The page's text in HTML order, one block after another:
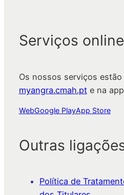
Serviços
Os nossos serviços
myangra.cmah.pt e na
WebGoogle PlayApp Store
Outras
Política de